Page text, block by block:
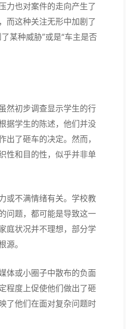
力也对案件的走向产生了
而这种关注无形中加剧了
某种威胁”或是“车主是否
然初步调查显示学生的行
据学生的陈述，他们并没
了砸车的决定。然而，
性和目的性，似乎并非单
或不满情绪有关。学校教
问题，都可能是导致这一
庭状况并不理想，部分学
。
体或小圈子中散布的负面
程度上促使他们做出了砸
了他们在面对复杂问题时